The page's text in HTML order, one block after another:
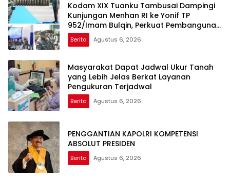
Kodam XIX Tuanku Tambusai Dampingi
Kunjungan Menhan RI ke Yonif TP
952/Imam Bulqin, Perkuat Pembangunan
Satuan
Berita Agustus 6, 2026
Masyarakat Dapat Jadwal Ukur Tanah
yang Lebih Jelas Berkat Layanan
Pengukuran Terjadwal
Berita Agustus 6, 2026
PENGGANTIAN KAPOLRI KOMPETENSI
ABSOLUT PRESIDEN
Berita Agustus 6, 2026